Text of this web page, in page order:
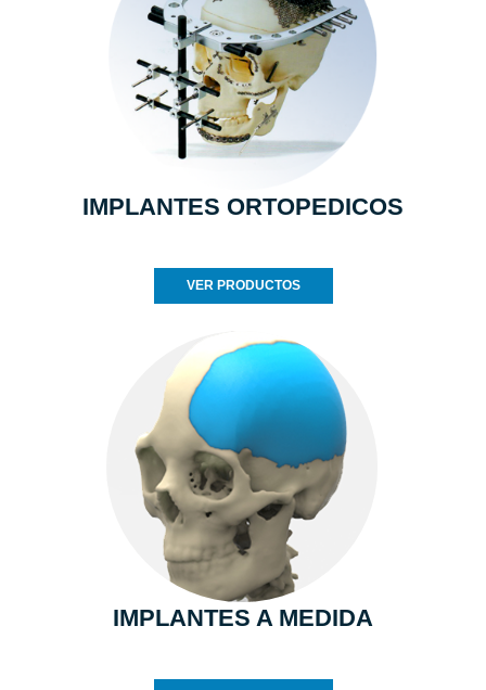
IMPLANTES ORTOPEDICOS
VER PRODUCTOS
IMPLANTES A MEDIDA